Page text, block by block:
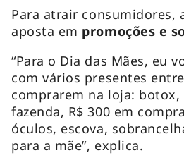
Para atrair consumidores,
aposta em promoções e
“Para o Dia das Mães, eu
com vários presentes
comprarem na loja:
fazenda, R$ 300 em
óculos, escova,
para a mãe”, explica.